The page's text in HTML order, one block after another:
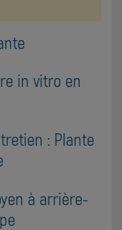
in vitro en
: Plante
à arrière-